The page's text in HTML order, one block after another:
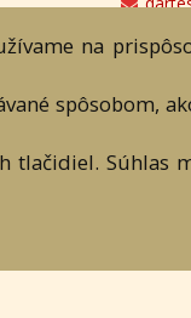
Aukcia
na
spôsobom,
tlačidiel. Súhlas